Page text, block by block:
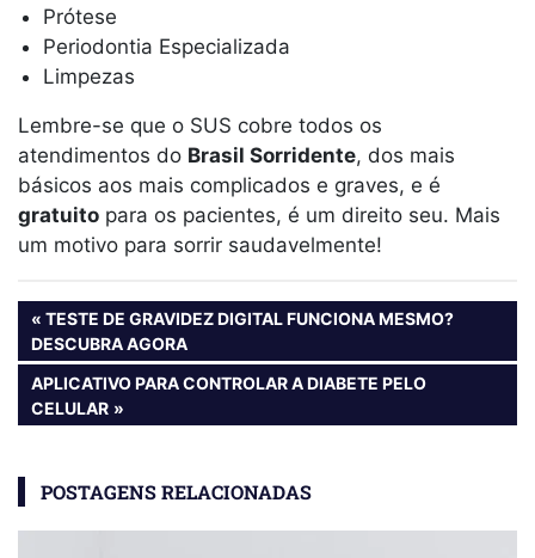
Prótese
Periodontia Especializada
Limpezas
Lembre-se que o SUS cobre todos os
atendimentos do Brasil Sorridente, dos mais
básicos aos mais complicados e graves, e é
gratuito para os pacientes, é um direito seu. Mais
um motivo para sorrir saudavelmente!
Navegação
de
Post
PREVIOUS
POST:
TESTE DE GRAVIDEZ DIGITAL FUNCIONA MESMO?
DESCUBRA AGORA
NEXT
POST:
APLICATIVO PARA CONTROLAR A DIABETE PELO
CELULAR
POSTAGENS RELACIONADAS